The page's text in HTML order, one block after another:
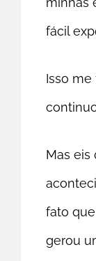
fácil
Isso me
Mas eis
fato
gerou